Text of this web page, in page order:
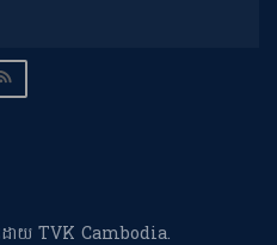
ដោយ TVK Cambodia.